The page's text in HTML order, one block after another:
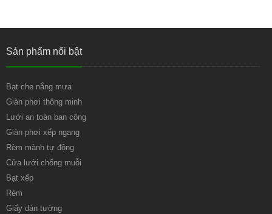
Sản phẩm nổi bật
Bạt che nắng mưa
Giàn phơi thông minh
Lưới an toàn ban công
Giàn phơi xếp ngang
Rèm mành tự động
Cửa lưới chống muỗi
Bạt xếp
Rèm
Giấy dán tường